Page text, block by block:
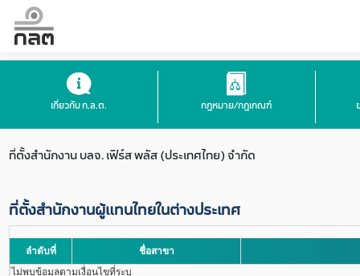
เกี่ยวกับ ก.ล.ต. กฎหมาย/กฎเกณฑ์
ที่ตั้งสำนักงานบลจ. เฟิร์ส พลัส (ประเทศไทย) จำกัด
ที่ตั้งสำนักงานผู้แทนไทยในต่างประเทศ
ลำดับที่
ชื่อสาขา
ไม่พบข้อมูลตามเงื่อนไขที่ระบุ